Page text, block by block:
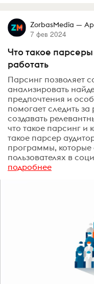
ZorbasMedia —
7 фев 2024
Что такое
работать
Парсинг позволяет
анализировать
предпочтения и
помогает следить
создавать
что такое парсинг и
такое парсер
программы,
пользователях в
подробнее